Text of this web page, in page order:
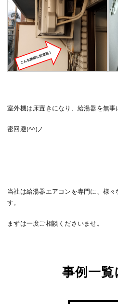
室外機は床置きになり、給湯器を無事
密回避(^^)ノ
当社は給湯器エアコンを専門に、様
す。
まずは一度ご相談くださいませ。
事例一覧